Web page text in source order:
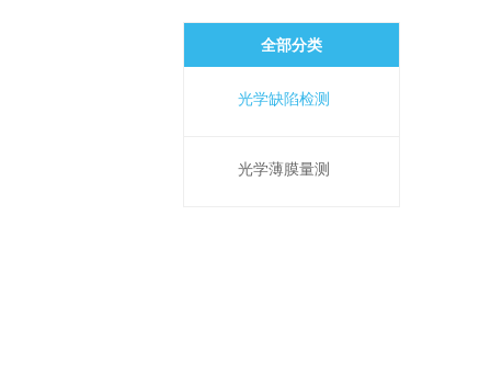
全部分类
光学缺陷检测
光学薄膜量测